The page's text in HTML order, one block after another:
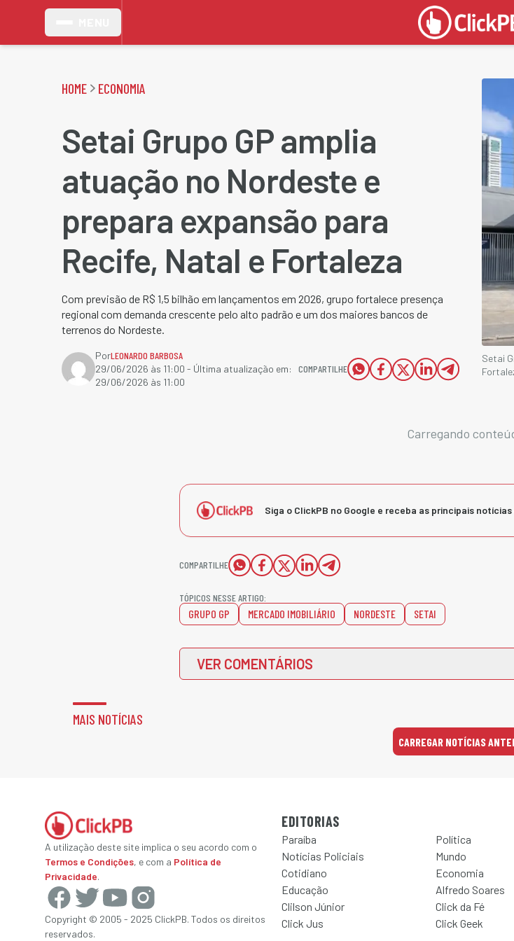
HOME ECONOMIA
Setai Grupo GP amplia
atuação no Nordeste e
prepara expansão para
Recife, Natal e Fortaleza
Com previsão de R$ 1,5 bilhão em lançamentos em 2026, grupo fortalece presença
regional com demanda crescente pelo alto padrão e um dos maiores bancos de
terrenos do Nordeste.
PorLEONARDO BARBOSA
29/06/2026 às 11:00 - Última atualização em:
29/06/2026 às 11:00
COMPARTILHE
Setai
Carregando
Siga o ClickPB no Google e receba as principais
COMPARTILHE
TÓPICOS NESSE ARTIGO:
GRUPO GP MERCADO IMOBILIÁRIO NORDESTE SETAI
VER COMENTÁRIOS
MAIS NOTÍCIAS
CARREGAR NOTÍCIAS
A utilização deste site implica o seu acordo com o
Termos e Condições, e com a Política de
Privacidade.
Copyright © 2005 - 2025 ClickPB. Todos os direitos
reservados.
EDITORIAS
Paraíba Política
Notícias Policiais
Mundo
Cotidiano
Economia
Educação
Alfredo Soares
Clilson Júnior
Click da Fé
Click Jus
Click Geek